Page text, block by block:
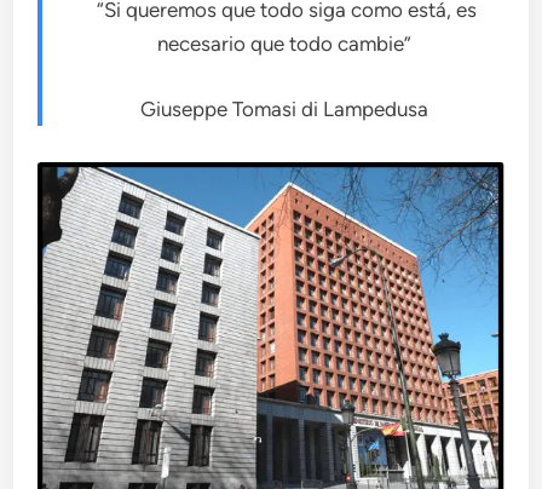
“Si queremos que todo siga como está, es
necesario que todo cambie”
Giuseppe Tomasi di Lampedusa